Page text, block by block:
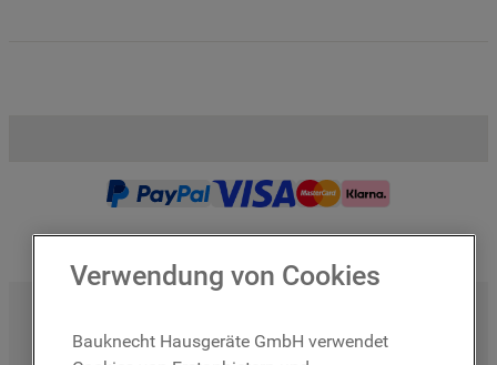
A-60% – Höchste Energieeffizienz für eine nachhaltige
Adaptive Wash – Intelligente Anpassung für perfekte
Verwendung von Cookies
Bauknecht Hausgeräte GmbH verwendet